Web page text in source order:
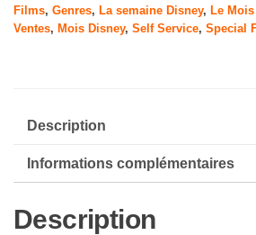
Films, Genres, La semaine Disney, Le
Ventes, Mois Disney, Self Service, Special
Description
Informations complémentaires
Description